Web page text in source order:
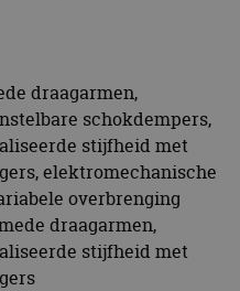
draagarmen,
schokdempers,
stijfheid met
elektromechanische
overbrenging
draagarmen,
stijfheid met